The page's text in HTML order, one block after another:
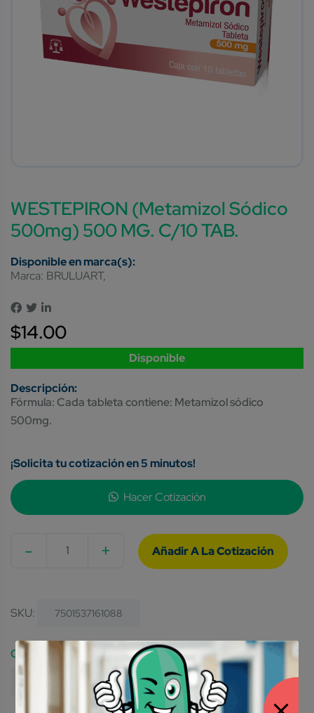
WESTEPIRON (Metamizol Sódico
500mg) 500 MG. C/10 TAB.
Marca: BRULUART
$14.00
Disponible
Fórmula: Cada tableta contiene: Metamizol sódico
500mg.
¡Solicita tu cotización en 5 minutos!
Hacer Cotización
- +
SKU: 7501537161088
Category:
Medicamentos Genéricos